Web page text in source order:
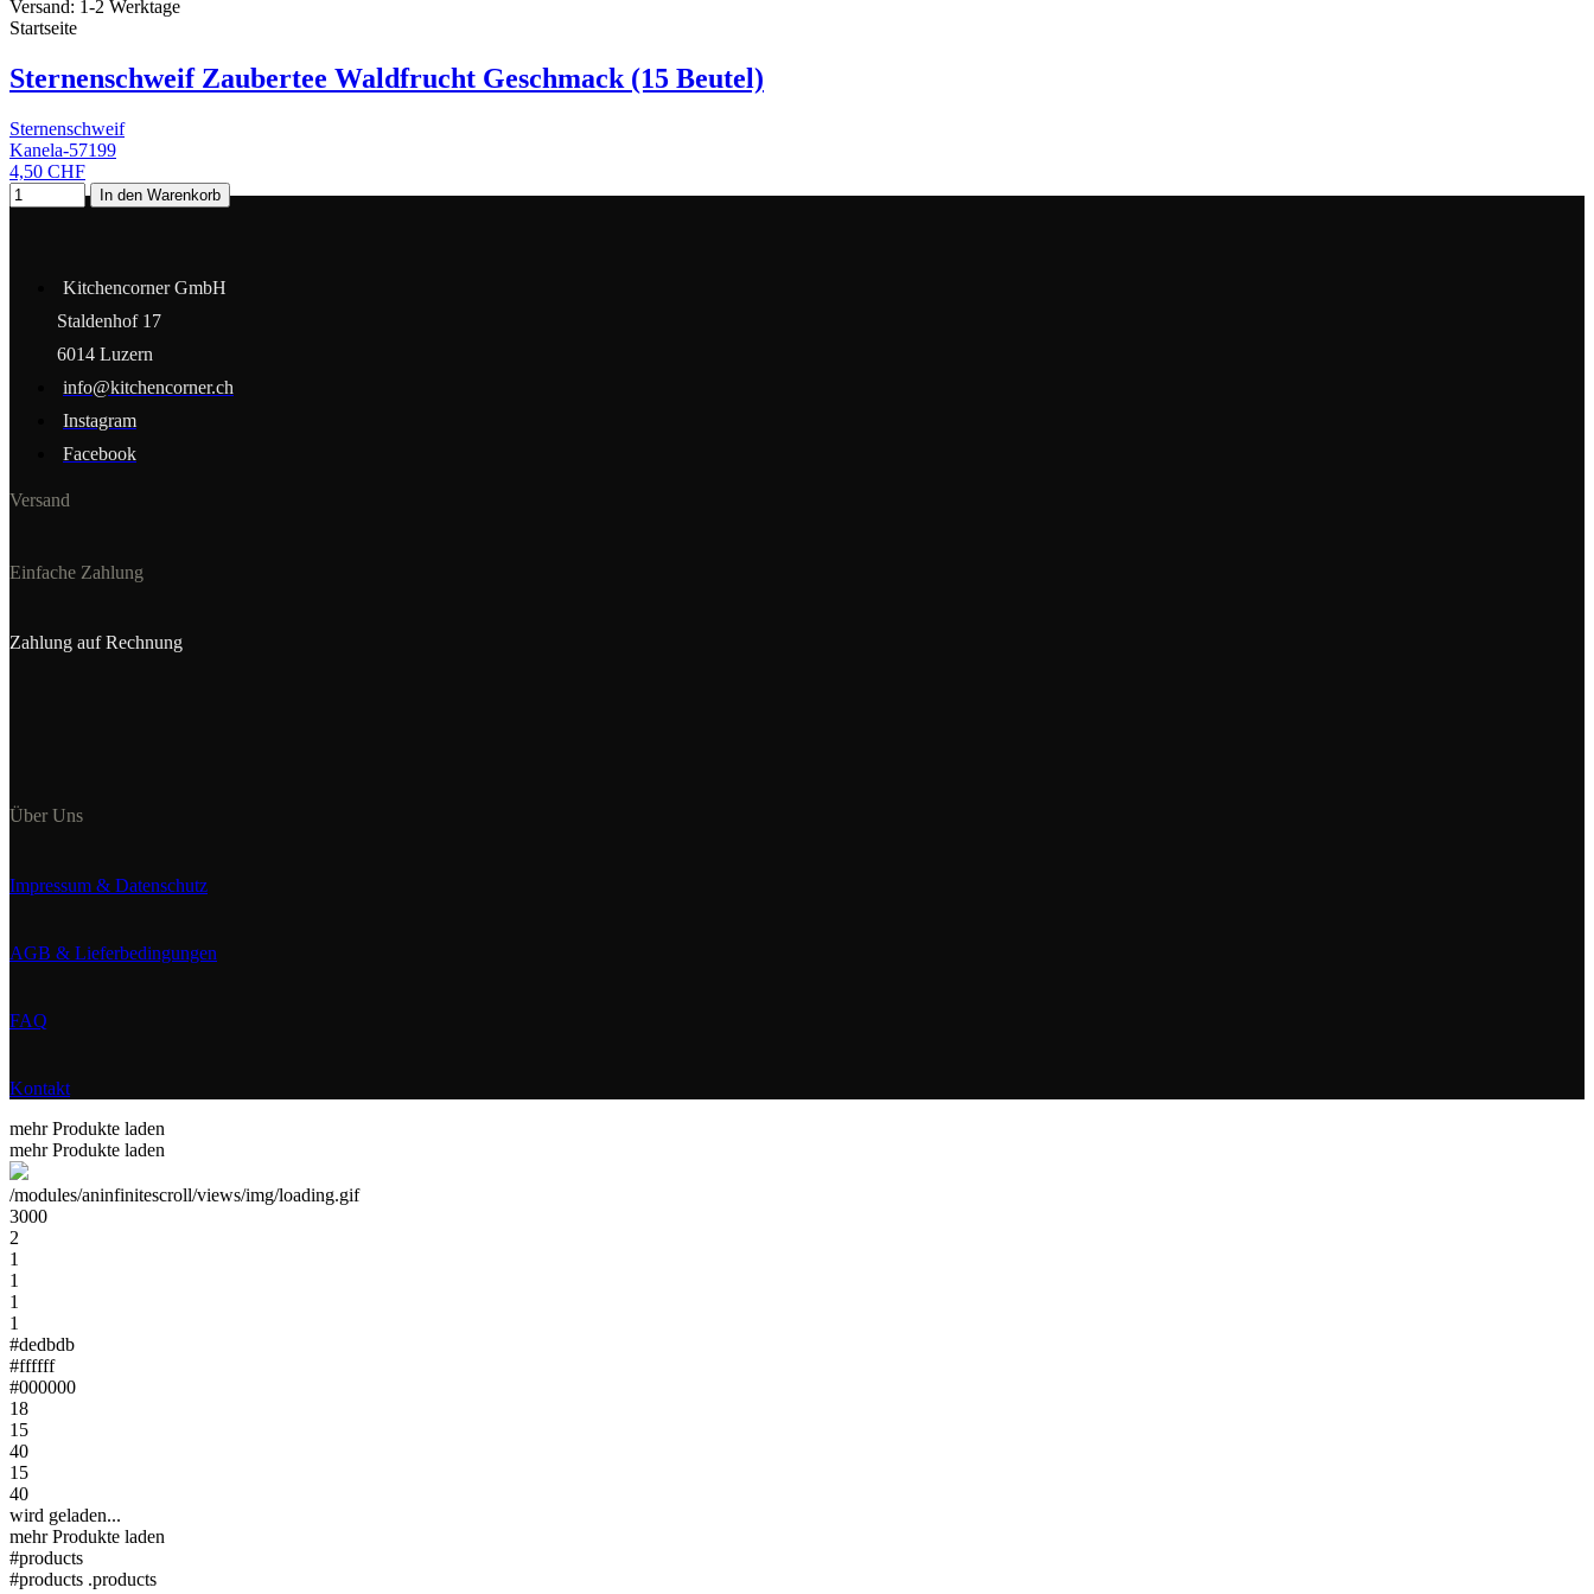
Versand: 1-2 Werktage
Startseite
Sternenschweif Zaubertee Waldfrucht Geschmack (15 Beutel)
Sternenschweif
Kanela-57199
4,50 CHF
In den Warenkorb
Kitchencorner GmbH
Staldenhof 17
6014 Luzern
info@kitchencorner.ch
Instagram
Facebook
Versand
Einfache Zahlung
Zahlung auf Rechnung
Über Uns
Impressum & Datenschutz
AGB & Lieferbedingungen
FAQ
Kontakt
mehr Produkte laden
mehr Produkte laden
/modules/aninfinitescroll/views/img/loading.gif
3000
2
1
1
1
1
#dedbdb
#ffffff
#000000
18
15
40
15
40
wird geladen...
mehr Produkte laden
#products
#products .products